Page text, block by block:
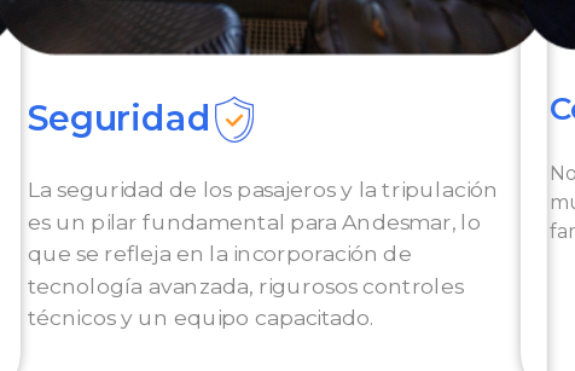
Seguridad
La seguridad de los pasajeros y la tripulación
es un pilar fundamental para Andesmar, lo
que se refleja en la incorporación de
tecnología avanzada, rigurosos controles
técnicos y un equipo capacitado.